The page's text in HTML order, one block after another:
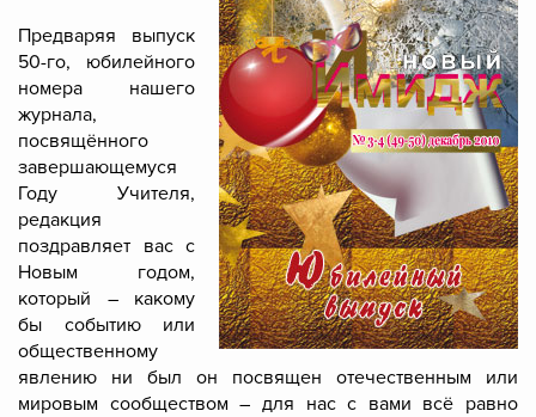
Предваряя выпуск
50-го, юбилейного
номера нашего
журнала,
посвящённого
завершающемуся
Году Учителя,
редакция
поздравляет вас с
Новым годом,
который – какому
бы событию или
общественному
явлению ни был он посвящен отечественным или
мировым сообществом – для нас с вами всё равно